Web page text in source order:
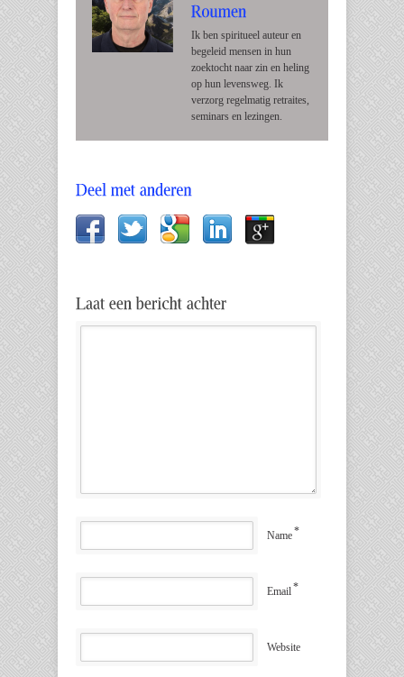
Ik ben spiritueel auteur en
begeleid mensen in hun
zoektocht naar zin en heling
op hun levensweg. Ik
verzorg regelmatig retraites,
seminars en lezingen.
Name*
Email*
Website